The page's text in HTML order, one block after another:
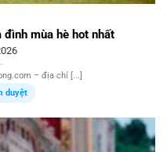
đình mùa hè hot nhất
– địa chỉ [...]
duyệt